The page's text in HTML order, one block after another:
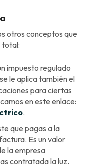
otros conceptos que
total:
impuesto regulado
le aplica también el
para ciertas
en este enlace:
.
que pagas a la
Es un valor
la empresa
contratada la luz.